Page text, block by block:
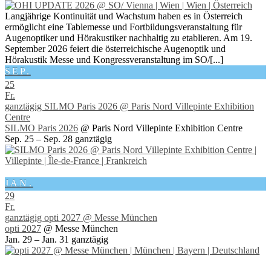
Langjährige Kontinuität und Wachstum haben es in Österreich
ermöglicht eine Tablemesse und Fortbildungsveranstaltung für
Augenoptiker und Hörakustiker nachhaltig zu etablieren. Am 19.
September 2026 feiert die österreichische Augenoptik und
Hörakustik Messe und Kongressveranstaltung im SO/[...]
SEP.
25
Fr.
ganztägig SILMO Paris 2026 @ Paris Nord Villepinte Exhibition
Centre
SILMO Paris 2026 @ Paris Nord Villepinte Exhibition Centre
Sep. 25 – Sep. 28 ganztägig
JAN.
29
Fr.
ganztägig opti 2027 @ Messe München
opti 2027 @ Messe München
Jan. 29 – Jan. 31 ganztägig